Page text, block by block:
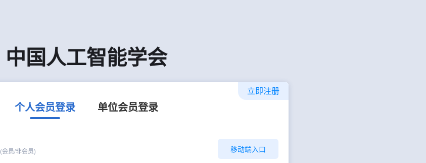
中国人工智能学会
立即注册
个人会员登录 单位会员登录
移动端入口
(会员/非会员)